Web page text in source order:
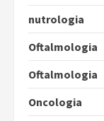
nutrologia
Oftalmologia
Oftalmologia
Oncologia